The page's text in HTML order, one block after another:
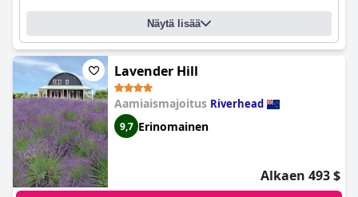
Näytä lisää
Lavender Hill
Aamiaismajoitus Riverhead
9,7 Erinomainen
Alkaen 493 $